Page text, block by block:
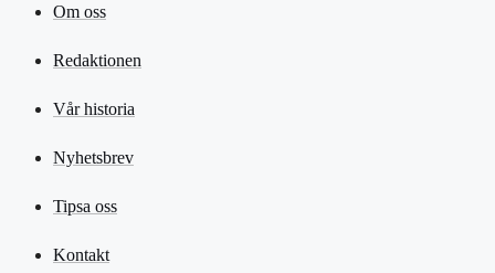
Om oss
Redaktionen
Vår historia
Nyhetsbrev
Tipsa oss
Kontakt